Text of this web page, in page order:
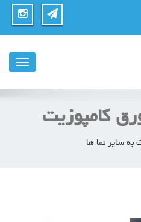
ناوبری
کامپوزیت
سایر نما ها